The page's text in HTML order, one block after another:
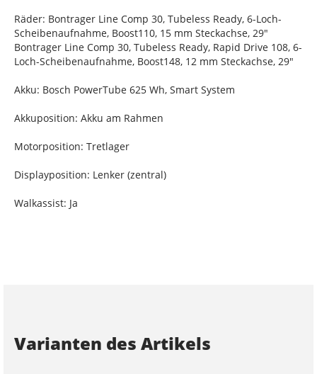
Räder: Bontrager Line Comp 30, Tubeless Ready, 6-Loch-
Scheibenaufnahme, Boost110, 15 mm Steckachse, 29"
Bontrager Line Comp 30, Tubeless Ready, Rapid Drive 108, 6-
Loch-Scheibenaufnahme, Boost148, 12 mm Steckachse, 29"
Akku: Bosch PowerTube 625 Wh, Smart System
Akkuposition: Akku am Rahmen
Motorposition: Tretlager
Displayposition: Lenker (zentral)
Walkassist: Ja
Varianten des Artikels